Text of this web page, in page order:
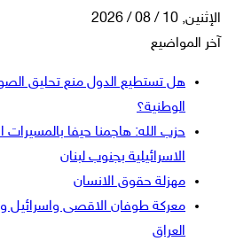
الإثنين, 10 / 08 / 2026
آخر المواضيع
هل تستطيع الدول منع تحليق
الوطنية؟
حزب الله: هاجمنا حيفا بالمسيرات
الاسرائيلية بجنوب لبنان
مهزلة حقوق الانسان
معركة طوفان الاقصى واسرائيل
العراق